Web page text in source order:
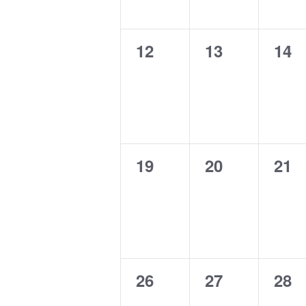
0
12
0
13
0
14
0
19
0
20
0
21
0
26
0
27
0
28